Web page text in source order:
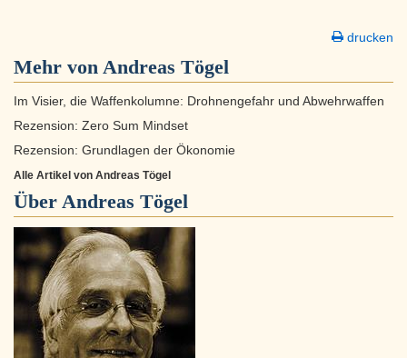
drucken
Mehr von Andreas Tögel
Im Visier, die Waffenkolumne: Drohnengefahr und Abwehrwaffen
Rezension: Zero Sum Mindset
Rezension: Grundlagen der Ökonomie
Alle Artikel von Andreas Tögel
Über Andreas Tögel